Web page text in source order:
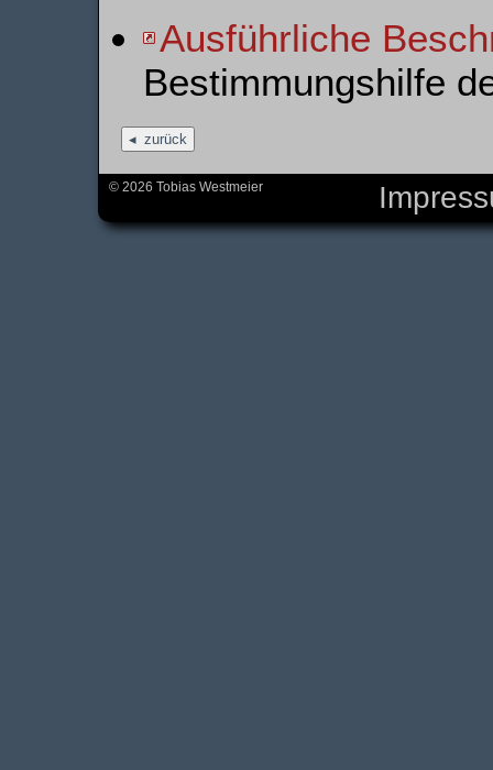
Ausführliche
Bestimmungshilfe
zurück
© 2026 Tobias Westmeier